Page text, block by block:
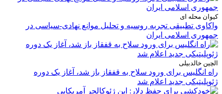
کیوان محله ای
واکاوی تطبیقی تجربه روسیه و تحلیل موانع نهادی-سیاسی در
جمهوری اسلامی ایران
الچین خالدبیلی
راه انگلیس برای ورود سلاح به قفقاز باز شد، آغاز یک دوره
ژئوپلیتیکی جدید اعلام شد